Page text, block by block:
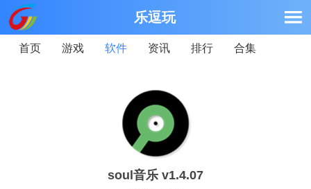
乐逗玩
首页 游戏 软件 资讯 排行 合集
soul音乐 v1.4.07